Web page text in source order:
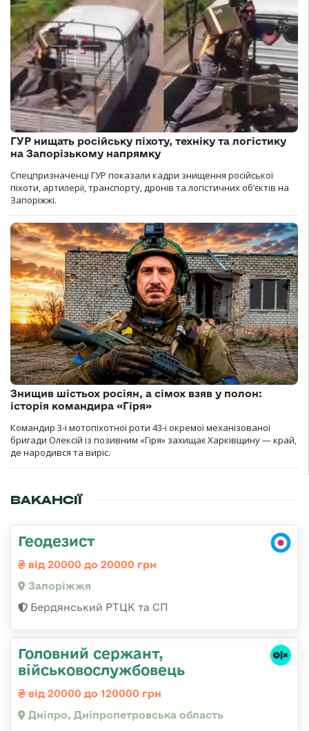
ГУР нищать російську піхоту, техніку та логістику
на Запорізькому напрямку
Спецпризначенці ГУР показали кадри знищення російської
піхоти, артилерії, транспорту, дронів та логістичних об’єктів на
Запоріжжі.
Знищив шістьох росіян, а сімох взяв у полон:
історія командира «Гіря»
Командир 3-ї мотопіхотної роти 43-ї окремої механізованої
бригади Олексій із позивним «Гіря» захищає Харківщину — край,
де народився та виріс.
ВАКАНСІЇ
Геодезист
від 20000 до 20000 грн
Запоріжжя
Бердянський РТЦК та СП
Головний сержант,
військовослужбовець
від 20000 до 120000 грн
Дніпро, Дніпропетровська область